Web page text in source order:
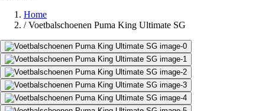
Home
/ Voetbalschoenen Puma King Ultimate SG